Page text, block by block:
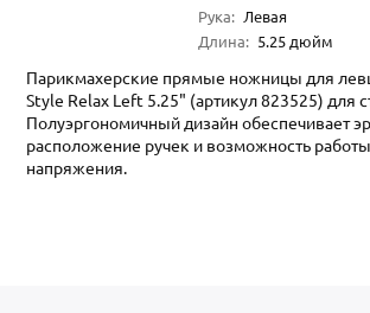
Характеристики
Рука: Левая
Длина: 5.25 дюйм
Парикмахерские прямые ножницы для
Style Relax Left 5.25" (артикул 823525) для
Полуэргономичный дизайн обеспечивает
расположение ручек и возможность
напряжения.